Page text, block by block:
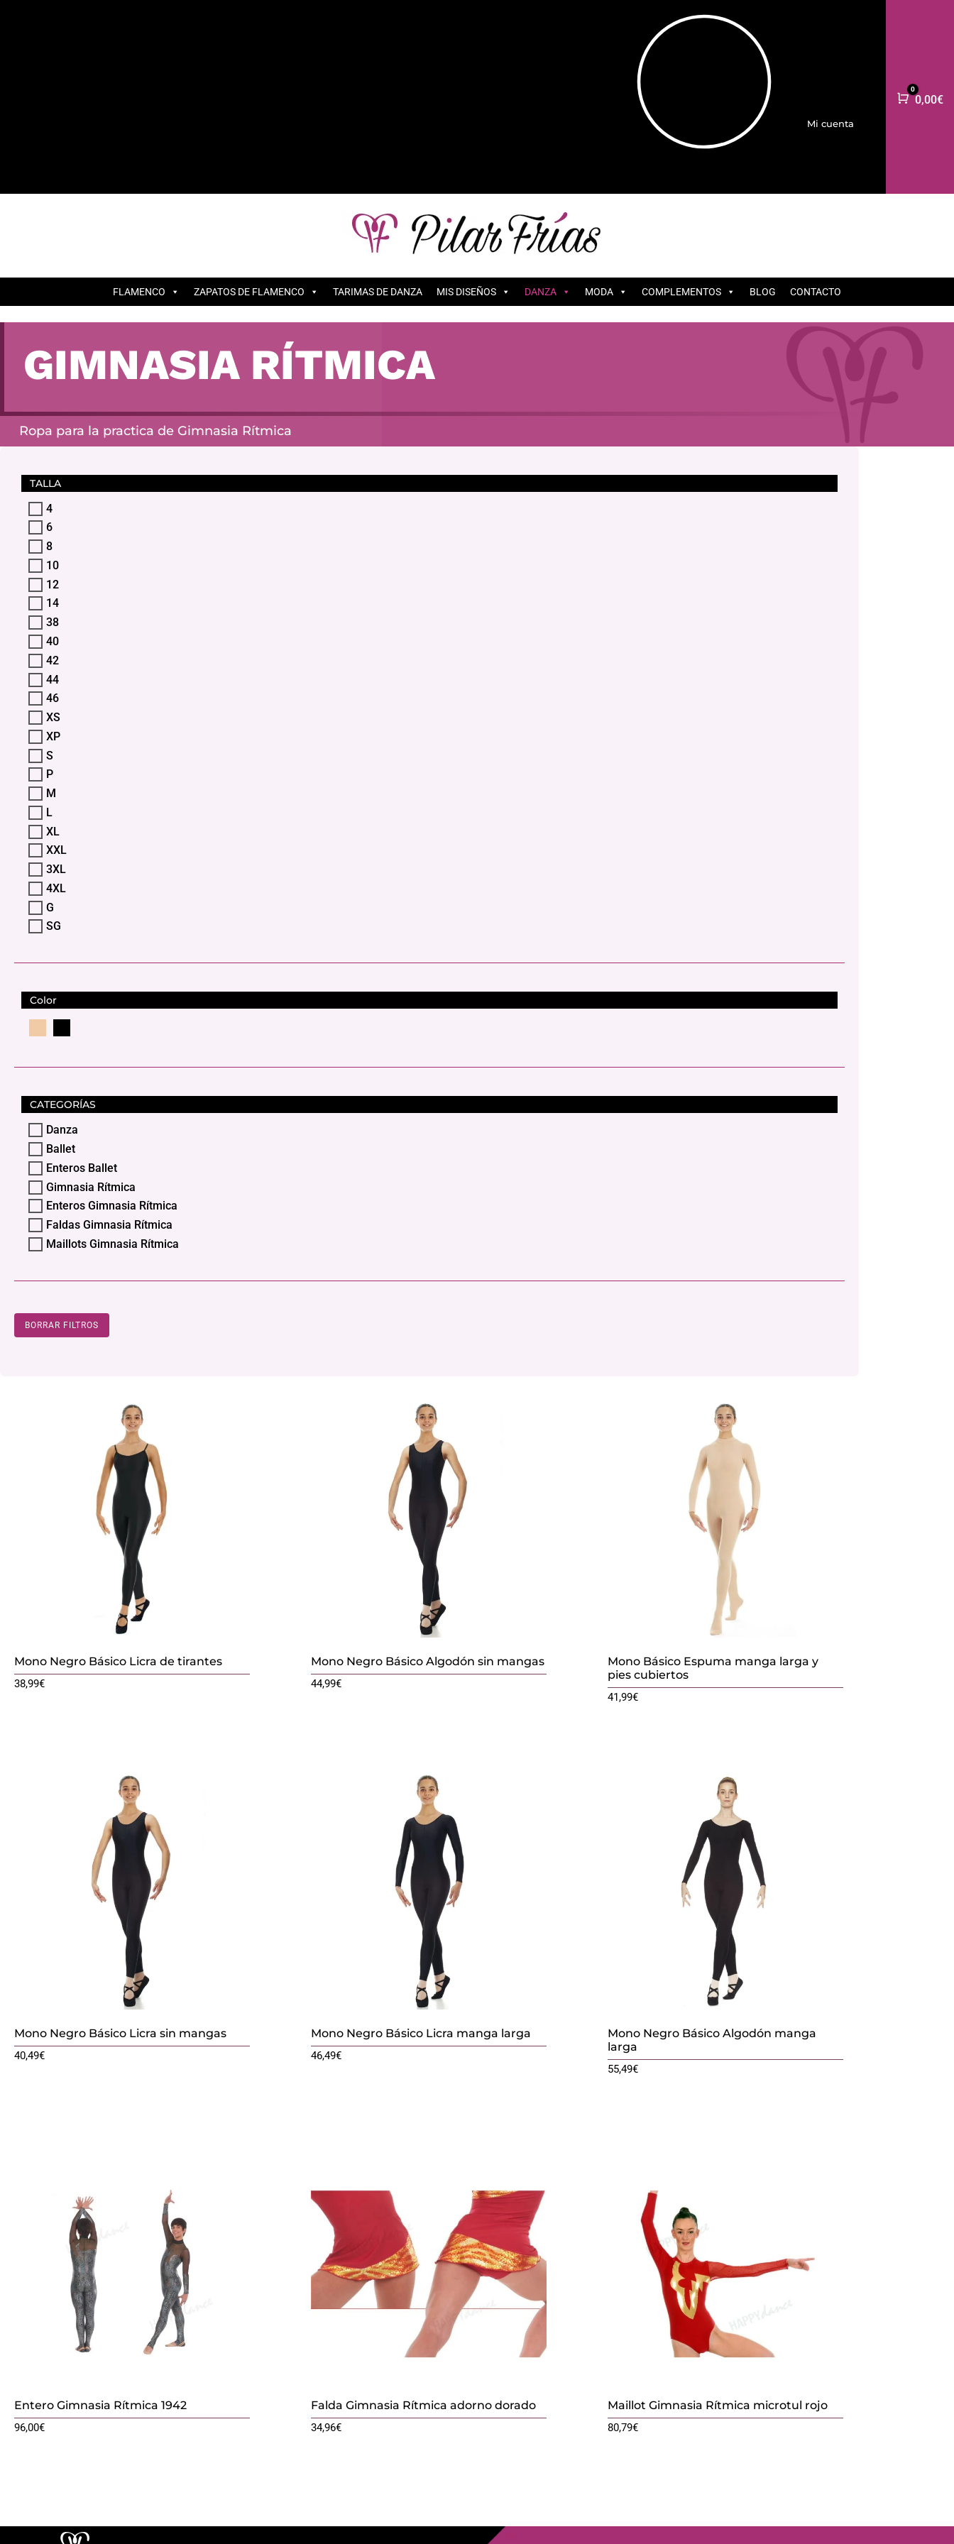
Mi cuenta
Carro
0
0,00€
FLAMENCO ZAPATOS DE FLAMENCO TARIMAS DE DANZA MIS DISEÑOS DANZA MODA COMPLEMENTOS BLOG CONTACTO
GIMNASIA RÍTMICA
Ropa para la practica de Gimnasia Rítmica
TALLA
4
6
8
10
12
14
38
40
42
44
46
XS
XP
S
P
M
L
XL
XXL
3XL
4XL
G
SG
Color
CATEGORÍAS
Danza
Ballet
Enteros Ballet
Gimnasia Rítmica
Enteros Gimnasia Rítmica
Faldas Gimnasia Rítmica
Maillots Gimnasia Rítmica
BORRAR FILTROS
Mono Negro Básico Licra de tirantes
38,99€
Mono Negro Básico Algodón sin mangas
44,99€
Mono Básico Espuma manga larga y
pies cubiertos
41,99€
Mono Negro Básico Licra sin mangas
40,49€
Mono Negro Básico Licra manga larga
46,49€
Mono Negro Básico Algodón manga
larga
55,49€
Entero Gimnasia Rítmica 1942
96,00€
Falda Gimnasia Rítmica adorno dorado
34,96€
Maillot Gimnasia Rítmica microtul rojo
80,79€